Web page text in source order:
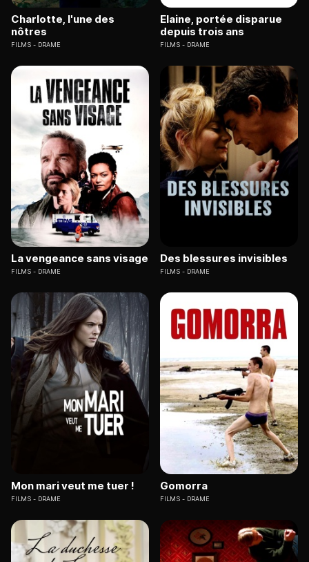
Charlotte, l'une des
nôtres
FILMS DRAME
Elaine, portée disparue
depuis trois ans
FILMS DRAME
La vengeance sans visage
FILMS DRAME
Des blessures invisibles
FILMS DRAME
Mon mari veut me tuer !
FILMS DRAME
Gomorra
FILMS DRAME